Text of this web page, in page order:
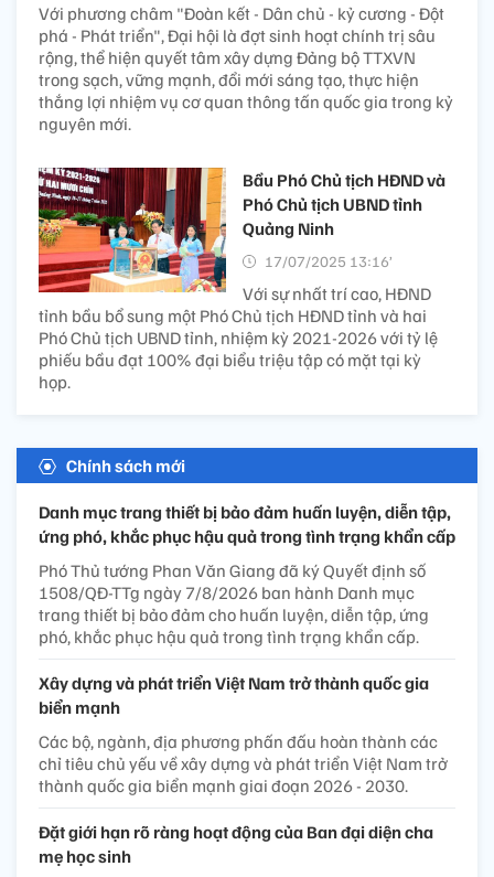
Với phương châm "Đoàn kết - Dân chủ - kỷ cương - Đột
phá - Phát triển", Đại hội là đợt sinh hoạt chính trị sâu
rộng, thể hiện quyết tâm xây dựng Đảng bộ TTXVN
trong sạch, vững mạnh, đổi mới sáng tạo, thực hiện
thắng lợi nhiệm vụ cơ quan thông tấn quốc gia trong kỷ
nguyên mới.
Bầu Phó Chủ tịch HĐND và
Phó Chủ tịch UBND tỉnh
Quảng Ninh
17/07/2025 13:16’
Với sự nhất trí cao, HĐND
tỉnh bầu bổ sung một Phó Chủ tịch HĐND tỉnh và hai
Phó Chủ tịch UBND tỉnh, nhiệm kỳ 2021-2026 với tỷ lệ
phiếu bầu đạt 100% đại biểu triệu tập có mặt tại kỳ
họp.
Chính sách mới
Danh mục trang thiết bị bảo đảm huấn luyện, diễn tập,
ứng phó, khắc phục hậu quả trong tình trạng khẩn cấp
Phó Thủ tướng Phan Văn Giang đã ký Quyết định số
1508/QĐ-TTg ngày 7/8/2026 ban hành Danh mục
trang thiết bị bảo đảm cho huấn luyện, diễn tập, ứng
phó, khắc phục hậu quả trong tình trạng khẩn cấp.
Xây dựng và phát triển Việt Nam trở thành quốc gia
biển mạnh
Các bộ, ngành, địa phương phấn đấu hoàn thành các
chỉ tiêu chủ yếu về xây dựng và phát triển Việt Nam trở
thành quốc gia biển mạnh giai đoạn 2026 - 2030.
Đặt giới hạn rõ ràng hoạt động của Ban đại diện cha
mẹ học sinh